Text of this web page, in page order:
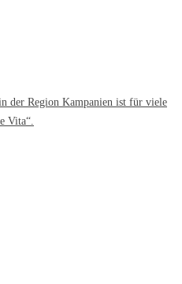
der Region Kampanien ist für viele
Vita“.